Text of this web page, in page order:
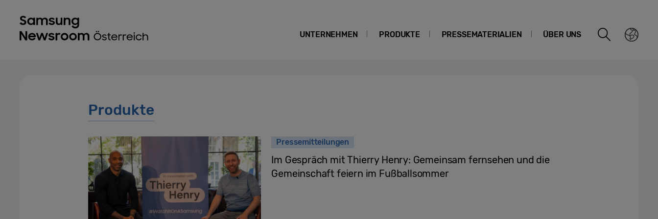
UNTERNEHMEN PRODUKTE PRESSEMATERIALIEN ÜBER UNS
Produkte
Pressemitteilungen
Im Gespräch mit Thierry Henry: Gemeinsam fernsehen und die
Gemeinschaft feiern im Fußballsommer